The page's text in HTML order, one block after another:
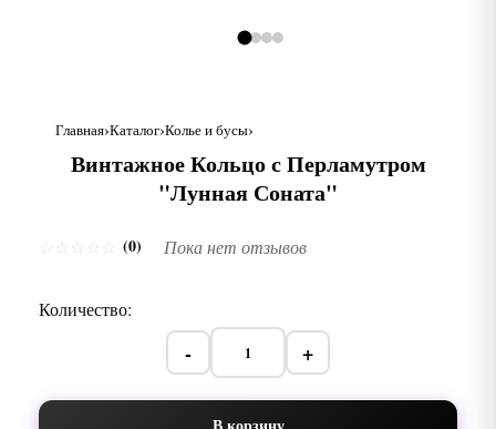
Главная Каталог Колье и бусы
Винтажное Кольцо с Перламутром
"Лунная Соната"
(0) Пока нет отзывов
Количество:
- +